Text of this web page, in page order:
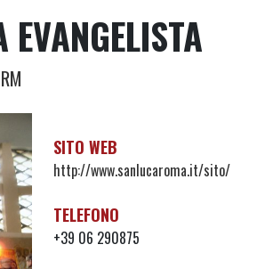
SITO WEB
http://www.sanlucaroma.it/sito/
TELEFONO
+39 06 290875